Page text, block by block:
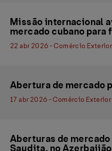
Missão internacional
mercado cubano
22 abr 2026 - Comércio Exterior
Abertura de mercado
17 abr 2026 - Comércio Exterior
Aberturas de mercado
Saudita, no